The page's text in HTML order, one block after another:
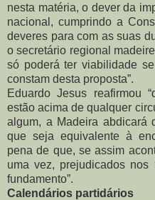
nesta matéria, o dever da
nacional, cumprindo a
deveres para com as suas
o secretário regional
só poderá ter viabilidade
constam desta proposta”.
Eduardo Jesus reafirmou
estão acima de qualquer
algum, a Madeira abdicará
que seja equivalente à
pena de que, se assim
uma vez, prejudicados nos
fundamento”.
Calendários partidários